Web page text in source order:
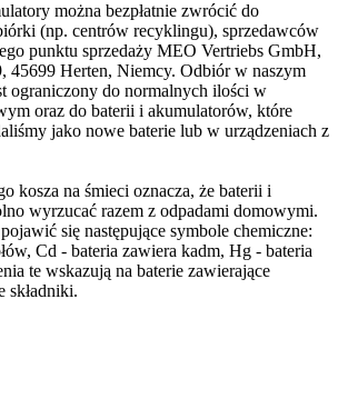
można bezpłatnie zwrócić do
(np. centrów recyklingu), sprzedawców
punktu sprzedaży MEO Vertriebs GmbH,
45699 Herten, Niemcy. Odbiór w naszym
ograniczony do normalnych ilości w
oraz do baterii i akumulatorów, które
jako nowe baterie lub w urządzeniach z
kosza na śmieci oznacza, że baterii i
wyrzucać razem z odpadami domowymi.
się następujące symbole chemiczne:
Cd - bateria zawiera kadm, Hg - bateria
te wskazują na baterie zawierające
składniki.